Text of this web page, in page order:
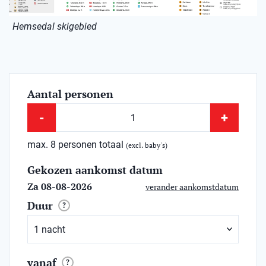
Hemsedal skigebied
Aantal personen
- +
max. 8 personen totaal (excl. baby's)
Gekozen aankomst datum
Za 08-08-2026 verander aankomstdatum
Duur ?
vanaf ?